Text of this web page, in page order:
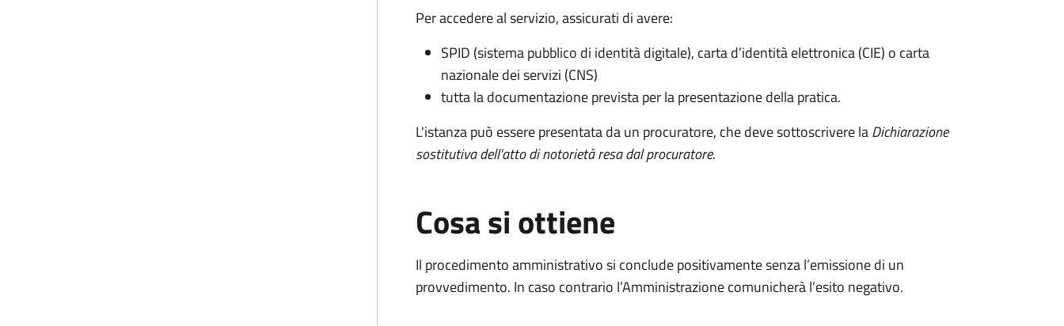
Per accedere al servizio, assicurati di avere:
SPID (sistema pubblico di identità digitale), carta d’identità elettronica (CIE) o carta
nazionale dei servizi (CNS)
tutta la documentazione prevista per la presentazione della pratica.
L'istanza può essere presentata da un procuratore, che deve sottoscrivere laDichiarazione
sostitutiva dell'atto di notorietà resa dal procuratore.
Cosa si ottiene
Il procedimento amministrativo si conclude positivamente senza l’emissione di un
provvedimento. In caso contrario l’Amministrazione comunicherà l’esito negativo.